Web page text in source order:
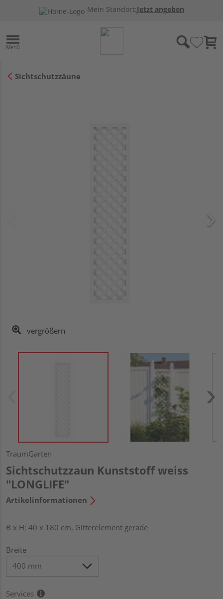
Mein Standort:Jetzt angeben
Sichtschutzzäune
vergrößern
TraumGarten
Sichtschutzzaun Kunststoff weiss
"LONGLIFE"
Artikelinformationen
B x H: 40 x 180 cm, Gitterelement gerade
Breite
Services